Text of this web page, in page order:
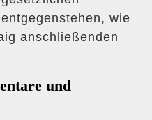
wie
anschließenden
und